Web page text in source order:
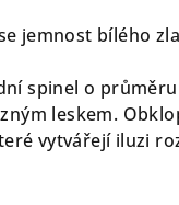
jemnost bílého
spinel o
leskem.
vytvářejí iluzi